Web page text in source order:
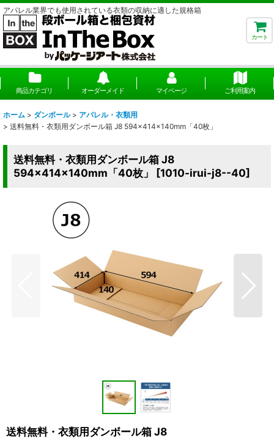
アパレル業界でも使用されている衣類の収納に適した規格箱
カート
商品カテゴリ オーダーメイド マイページ ご利用案内
ホーム > ダンボール > アパレル・衣類用
> 送料無料・衣類用ダンボール箱 J8 594×414×140mm「40枚」
送料無料・衣類用ダンボール箱 J8
594×414×140mm「40枚」
[1010-irui-j8--40]
送料無料・衣類用ダンボール箱 J8